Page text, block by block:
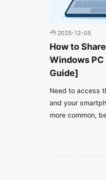
2025-12-05
How to
Windows
Guide]
Need to access
and your
more common,